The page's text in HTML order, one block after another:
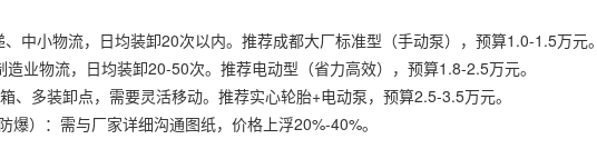
中小物流，日均装卸20次以内。推荐成都大厂标准型（手动泵），预算1.0-1.5万元。
造业物流，日均装卸20-50次。推荐电动型（省力高效），预算1.8-2.5万元。
、多装卸点，需要灵活移动。推荐实心轮胎+电动泵，预算2.5-3.5万元。
爆）：需与厂家详细沟通图纸，价格上浮20%-40%。